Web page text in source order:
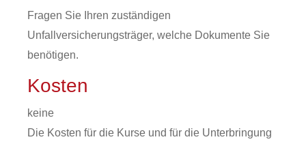
Fragen Sie Ihren zuständigen
Unfallversicherungsträger, welche Dokumente Sie
benötigen.
Kosten
keine
Die Kosten für die Kurse und für die Unterbringung